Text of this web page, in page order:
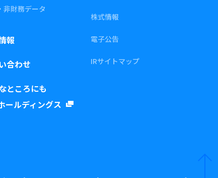
非財務データ
報
合わせ
ところにも
ールディングス
株式情報
電子公告
IRサイトマップ